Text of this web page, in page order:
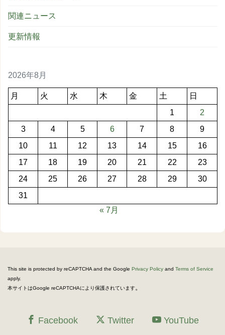
関連ニュース
更新情報
2026年8月
月 火 水 木 金 土
日
1
2
3
4 5 6 7 8
9
10
11 12 13 14 15
16
17
18 19 20 21 22
23
24
25 26 27 28 29
30
31
« 7月
This site is protected by reCAPTCHA and the Google Privacy Policy and Terms of Service
apply.
本サイトはGoogle reCAPTCHAにより保護されています。
Facebook Twitter YouTube